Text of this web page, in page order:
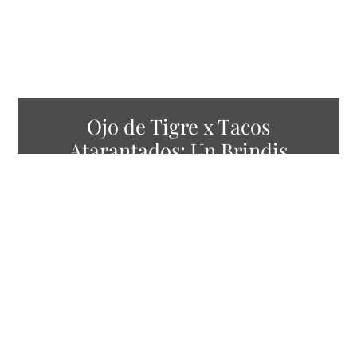
Ojo de Tigre x Tacos
Atarantados: Un Brindis